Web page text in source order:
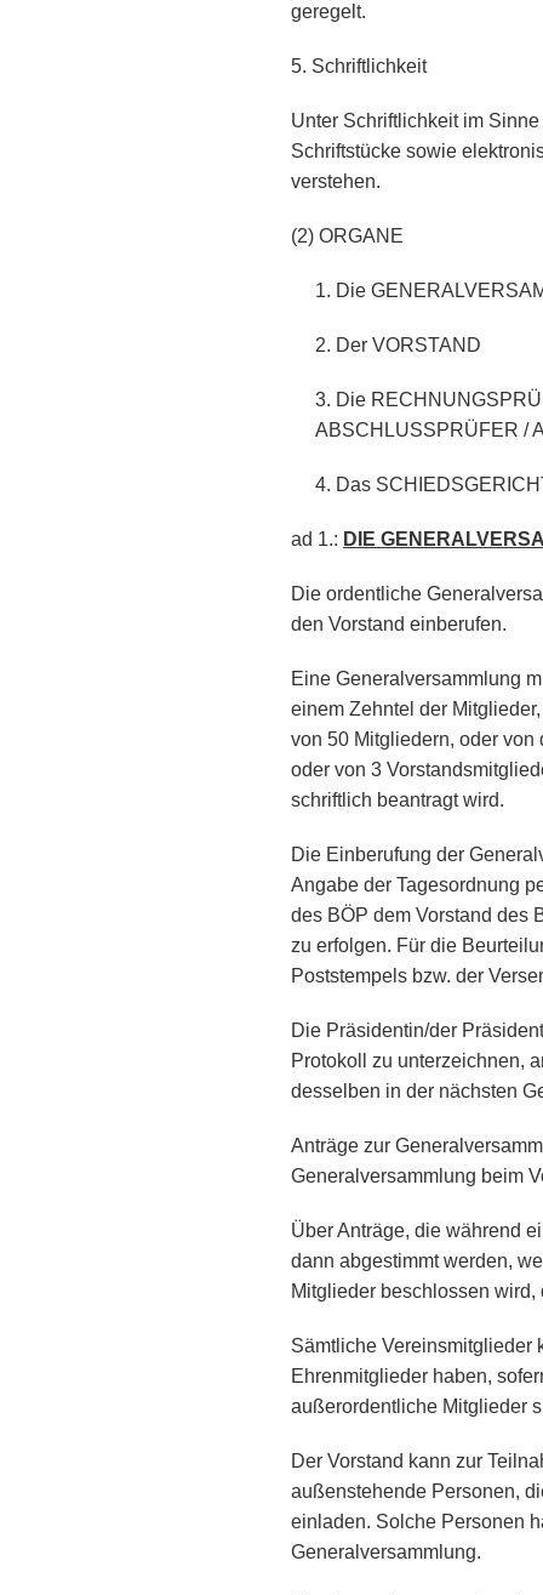
geregelt.
5. Schriftlichkeit
Unter Schriftlichkeit im
Schriftstücke sowie
verstehen.
(2) ORGANE
1. Die
2. Der VORSTAND
3. Die
ABSCHLUSSPRÜFER /
4. Das
ad 1.: DIE
Die ordentliche
den Vorstand einberufen.
Eine Generalversammlung
einem Zehntel der
von 50 Mitgliedern, oder
oder von 3
schriftlich beantragt wird.
Die Einberufung der
Angabe der Tagesordnung
des BÖP dem Vorstand des
zu erfolgen. Für die
Poststempels bzw. der
Die Präsidentin/der
Protokoll zu unterzeichnen,
desselben in der nächsten
Anträge zur
Generalversammlung beim
Über Anträge, die während
dann abgestimmt werden,
Mitglieder beschlossen
Sämtliche Vereinsmitglieder
Ehrenmitglieder haben,
außerordentliche Mitglieder
Der Vorstand kann zur
außenstehende Personen,
einladen. Solche Personen
Generalversammlung.